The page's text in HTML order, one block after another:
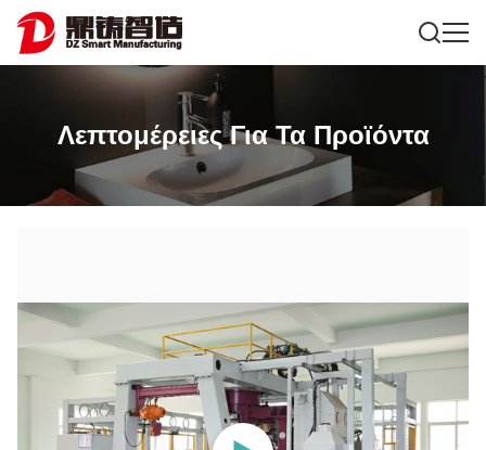
Λεπτομέρειες Για Τα Προϊόντα